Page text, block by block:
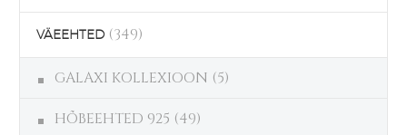
VÄEEHTED (349)
GALAXI KOLLEXIOON (5)
HÕBEEHTED 925 (49)